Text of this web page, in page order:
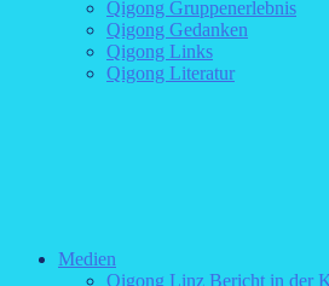
Qigong Gruppenerlebnis
Qigong Gedanken
Qigong Links
Qigong Literatur
Medien
Qigong Linz Bericht in der